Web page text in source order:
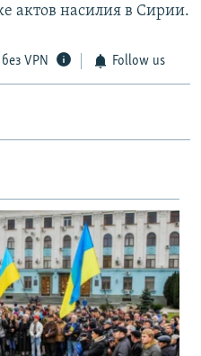
актов насилия в Сирии.
VPN Follow us